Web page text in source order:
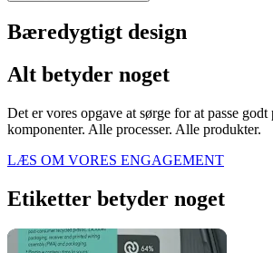
Bæredygtigt design
Alt betyder noget
Det er vores opgave at sørge for at passe
komponenter. Alle processer. Alle produkter.
LÆS OM VORES ENGAGEMENT
Etiketter betyder noget